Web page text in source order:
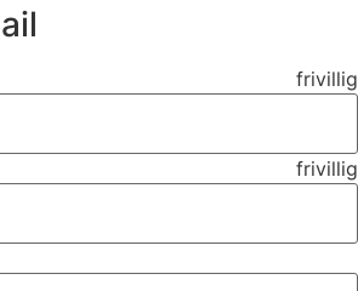
frivillig
frivillig